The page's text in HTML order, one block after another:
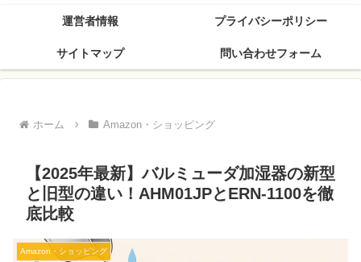
運営者情報 プライバシーポリシー
サイトマップ 問い合わせフォーム
ホーム Amazon・ショッピング
【2025年最新】バルミューダ加湿器の新型
と旧型の違い！AHM01JPとERN-1100を徹
底比較
Amazon・ショッピング